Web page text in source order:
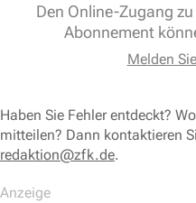
Den Online-Zugang
Abonnement
Melden
Haben Sie Fehler entdeckt?
mitteilen? Dann kontaktieren
redaktion@zfk.de.